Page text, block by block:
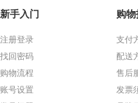
新手入门
注册登录
找回密码
购物流程
账号设置
购
支付
配送
售后
发票